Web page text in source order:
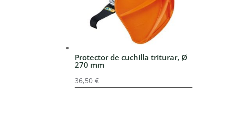
Protector de cuchilla triturar, Ø
270 mm
36,50€